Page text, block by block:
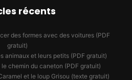
récents
des formes avec des voitures (PDF
gratuit)
animaux et leurs petits (PDF gratuit)
chemin du caneton (PDF gratuit)
et le loup Grisou (texte gratuit)